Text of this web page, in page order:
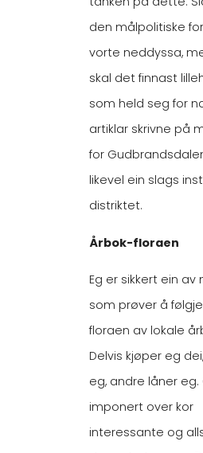
den målpolitiske
vorte neddyssa,
skal det finnast
som held seg for
artiklar skrivne på
for
likevel ein slags
distriktet.
Årbok-floraen
Eg er sikkert ein av
som prøver å
floraen av lokale
Delvis kjøper eg
eg, andre låner eg.
imponert over kor
interessante og